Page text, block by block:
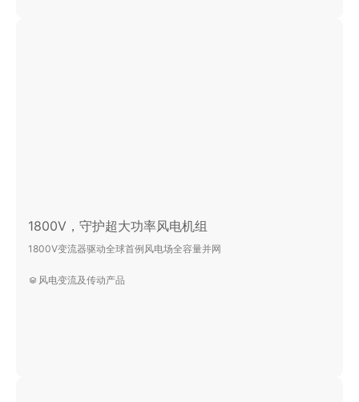
1800V，守护超大功率风电机组
1800V变流器驱动全球首例风电场全容量并网
风电变流及传动产品